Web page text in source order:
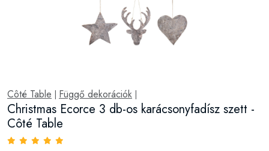
Côté Table Függő dekorációk
Christmas Ecorce 3 db-os karácsonyfadísz szett -
Côté Table